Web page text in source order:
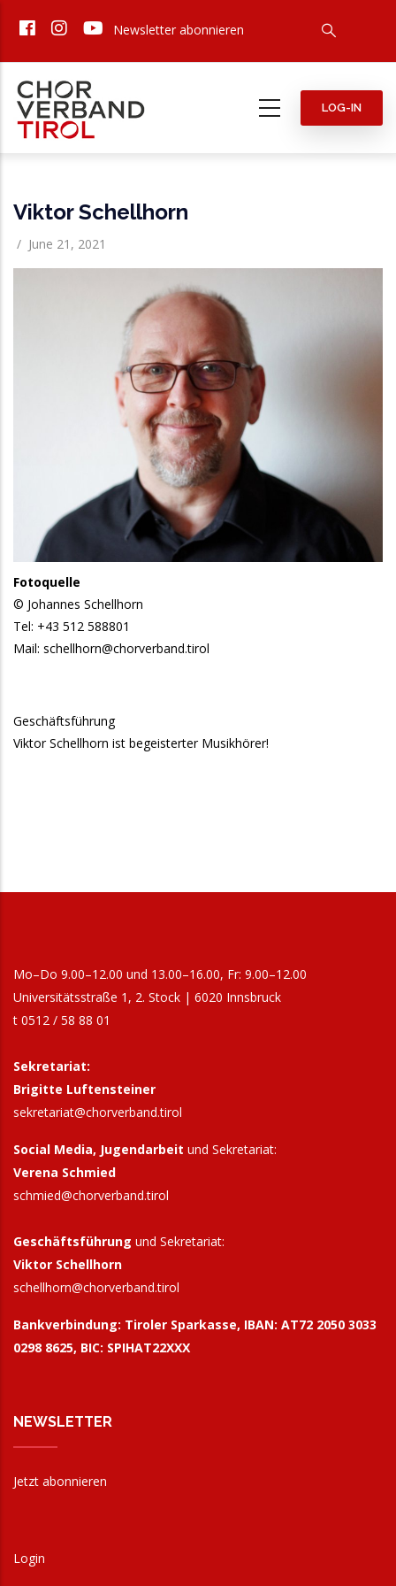
zum
Newsletter abonnieren
LOG-IN
Viktor Schellhorn
/ June 21, 2021
Fotoquelle
© Johannes Schellhorn
Tel: +43 512 588801
Mail: schellhorn@chorverband.tirol
Geschäftsführung
Viktor Schellhorn ist begeisterter Musikhörer!
Mo–Do 9.00–12.00 und 13.00–16.00, Fr: 9.00–12.00
Universitätsstraße 1, 2. Stock | 6020 Innsbruck
t 0512 / 58 88 01
Sekretariat:
Brigitte Luftensteiner
sekretariat@chorverband.tirol
Social Media, Jugendarbeit und Sekretariat:
Verena Schmied
schmied@chorverband.tirol
Geschäftsführung und Sekretariat:
Viktor Schellhorn
schellhorn@chorverband.tirol
Bankverbindung: Tiroler Sparkasse, IBAN: AT72 2050 3033
0298 8625, BIC: SPIHAT22XXX
NEWSLETTER
Jetzt abonnieren
Login